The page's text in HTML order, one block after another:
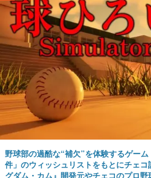
野球部の過酷な“補欠”を体験するゲー
件」のウィッシュリストをもとにチェ
グダム・カム』開発元やチェコのプロ